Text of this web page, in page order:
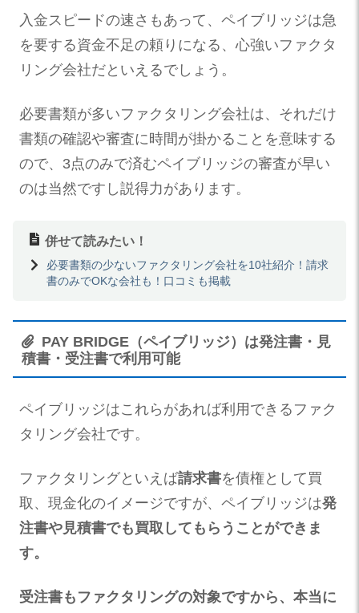
入金スピードの速さもあって、ペイブリッジは急
を要する資金不足の頼りになる、心強いファクタ
リング会社だといえるでしょう。
必要書類が多いファクタリング会社は、それだけ
書類の確認や審査に時間が掛かることを意味する
ので、3点のみで済むペイブリッジの審査が早い
のは当然ですし説得力があります。
併せて読みたい！
必要書類の少ないファクタリング会社を10社紹介！請求
書のみでOKな会社も！口コミも掲載
PAY BRIDGE（ペイブリッジ）は発注書・見
積書・受注書で利用可能
ペイブリッジはこれらがあれば利用できるファク
タリング会社です。
ファクタリングといえば請求書を債権として買
取、現金化のイメージですが、ペイブリッジは発
注書や見積書でも買取してもらうことができま
す。
受注書もファクタリングの対象ですから、本当に